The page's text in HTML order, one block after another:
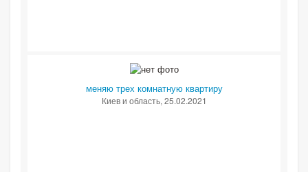
меняю трех комнатную квартиру
Киев и область, 25.02.2021